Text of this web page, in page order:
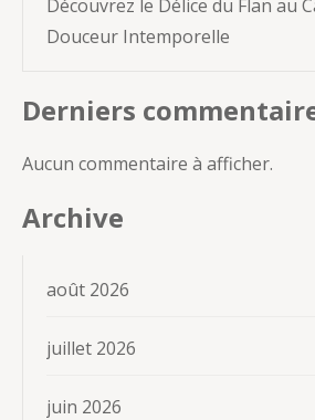
Découvrez le Délice du Flan au
Douceur Intemporelle
Derniers
Aucun commentaire à afficher.
Archive
août 2026
juillet 2026
juin 2026